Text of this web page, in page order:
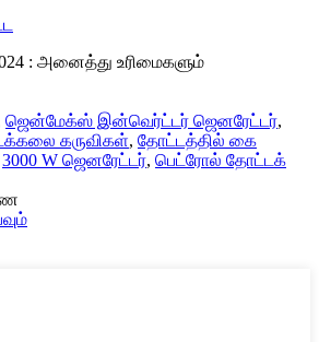
: அனைத்து உரிமைகளும்
ஜென்மேக்ஸ் இன்வெர்ட்டர் ஜெனரேட்டர்,
கருவிகள், தோட்டத்தில் கை
3000 W ஜெனரேட்டர், பெட்ரோல் தோட்டக்